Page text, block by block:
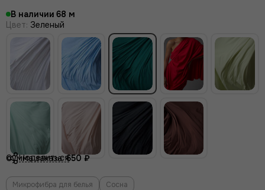
В наличии 68
Цвет: Зеленый
Сумма заказа:650 ₽
Поделиться
Микрофибра для белья Сосна